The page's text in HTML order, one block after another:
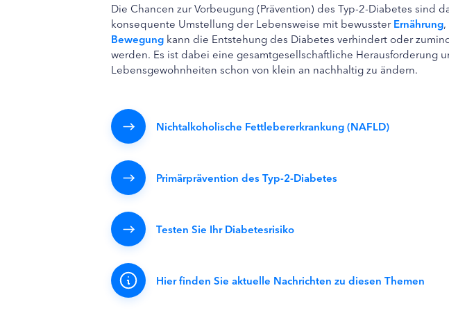
Die Chancen zur Vorbeugung (Prävention) des Typ-2-Diabetes sind
konsequente Umstellung der Lebensweise mit bewussterErnährung
Bewegung kann die Entstehung des Diabetes verhindert oder
werden. Es ist dabei eine gesamtgesellschaftliche Herausforderung
Lebensgewohnheiten schon von klein an nachhaltig zu ändern.
Nichtalkoholische Fettlebererkrankung (NAFLD)
Primärprävention des Typ-2-Diabetes
Testen Sie Ihr Diabetesrisiko
Hier finden Sie aktuelle Nachrichten zu diesen Themen